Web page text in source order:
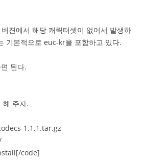
젼에서 해당 캐릭터셋이 없어서 발생하
기본적으로 euc-kr을 포함하고 있다.
된다.
해 주자.
1.1.1.tar.gz
code]